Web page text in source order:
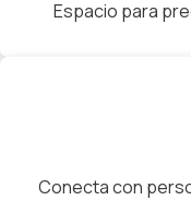
Espacio para
Conecta con